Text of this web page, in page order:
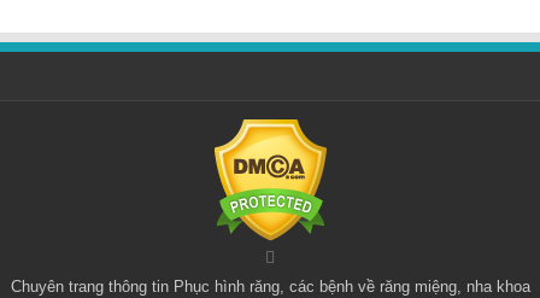
Chuyên trang thông tin Phục hình răng, các bệnh về răng miệng, nha khoa